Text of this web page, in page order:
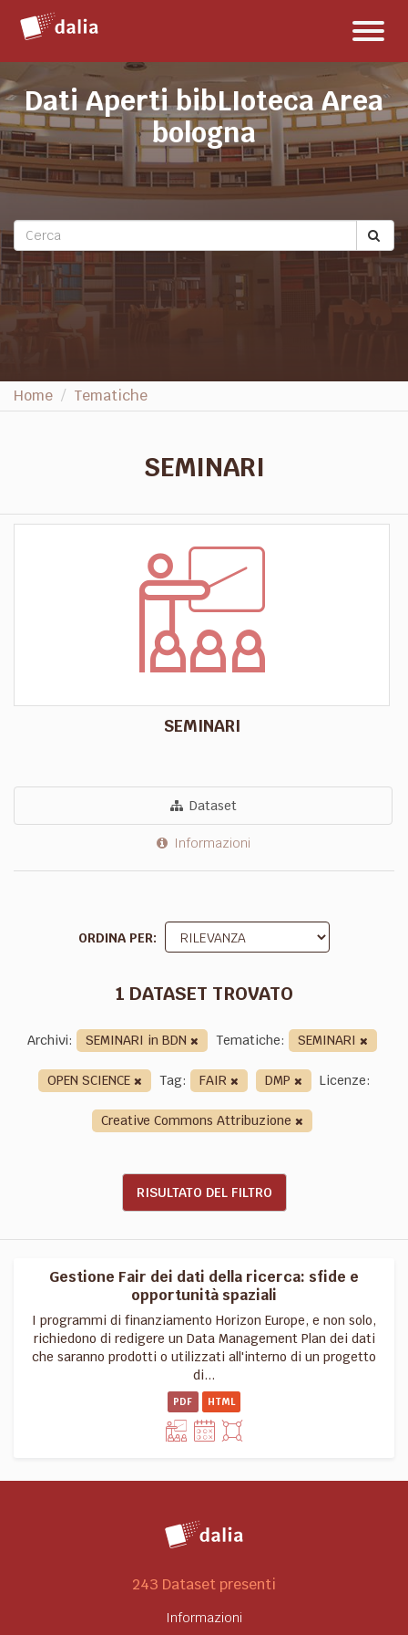
contenuto
Dati Aperti bibLIoteca Area
bologna
Home Tematiche
SEMINARI
SEMINARI
Dataset
Informazioni
ORDINA PER
1 DATASET TROVATO
Archivi: SEMINARI in BDN Tematiche:
SEMINARI
OPEN SCIENCE
Tag: FAIR DMP
Licenze:
Creative Commons Attribuzione
RISULTATO DEL FILTRO
Gestione Fair dei dati della ricerca: sfide e
opportunità spaziali
I programmi di finanziamento Horizon Europe, e non solo,
richiedono di redigere un Data Management Plan dei dati
che saranno prodotti o utilizzati all'interno di un progetto
di...
PDF HTML
243 Dataset presenti
Informazioni